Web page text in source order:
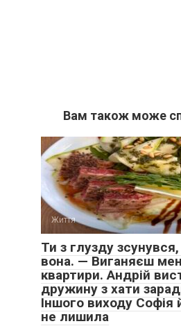
Вам також може
Життя
Ти з глузду
вона. — Виганяєш
квартири. Андрій
дружину з хати
Іншого виходу Софія
не лишила